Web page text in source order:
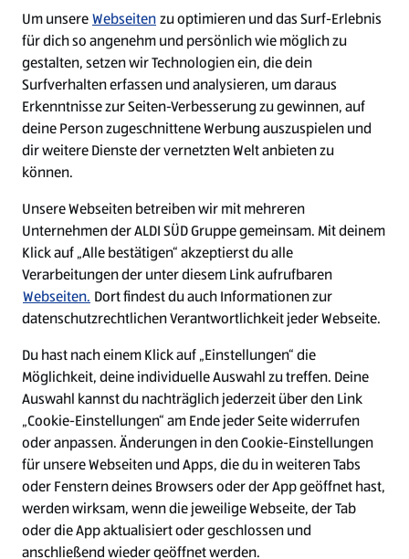
Leichte Sprache
Kontakt
W
i
r
d
a
u
f
W
i
r
d
a
u
f
W
i
r
d
a
u
f
W
i
r
d
a
Cookie - Liste
Datenschutz
Um unsereWebseitenzu optimieren und das Surf-Erlebnis
für dich so angenehm und persönlich wie möglich zu
gestalten, setzen wir Technologien ein, die dein
Surfverhalten erfassen und analysieren, um daraus
Erkenntnisse zur Seiten-Verbesserung zu gewinnen, auf
deine Person zugeschnittene Werbung auszuspielen und
dir weitere Dienste der vernetzten Welt anbieten zu
können.
Unsere Webseiten betreiben wir mit mehreren
Unternehmen der ALDI SÜD Gruppe gemeinsam. Mit deinem
Klick auf „Alle bestätigen“ akzeptierst du alle
Verarbeitungen der unter diesem Link aufrufbaren
Webseiten. Dort findest du auch Informationen zur
datenschutzrechtlichen Verantwortlichkeit jeder Webseite.
Du hast nach einem Klick auf „Einstellungen“ die
Möglichkeit, deine individuelle Auswahl zu treffen. Deine
Auswahl kannst du nachträglich jederzeit über den Link
„Cookie-Einstellungen“ am Ende jeder Seite widerrufen
oder anpassen. Änderungen in den Cookie-Einstellungen
für unsere Webseiten und Apps, die du in weiteren Tabs
oder Fenstern deines Browsers oder der App geöffnet hast,
werden wirksam, wenn die jeweilige Webseite, der Tab
oder die App aktualisiert oder geschlossen und
anschließend wieder geöffnet werden.